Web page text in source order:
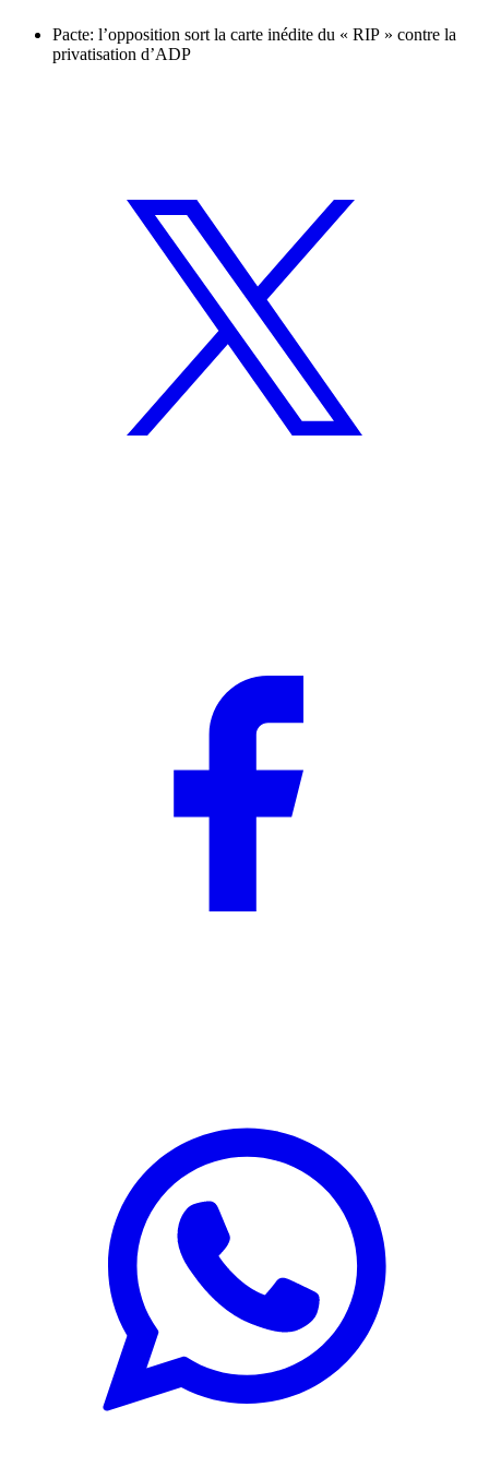
Pacte: l’opposition sort la carte inédite du « RIP » contre la
privatisation d’ADP